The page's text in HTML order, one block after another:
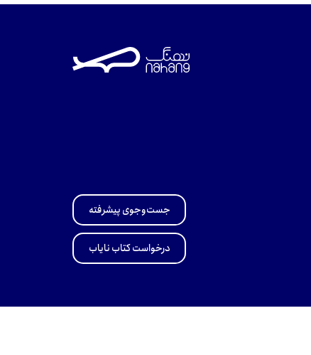
جست‌وجوی پیشرفته
درخواست کتاب نایاب